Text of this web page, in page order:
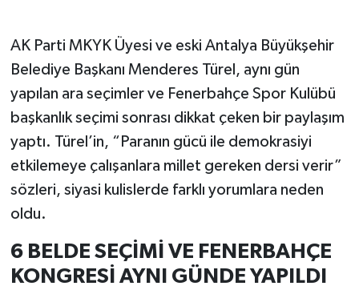
AK Parti MKYK Üyesi ve eski Antalya Büyükşehir
Belediye Başkanı Menderes Türel, aynı gün
yapılan ara seçimler ve Fenerbahçe Spor Kulübü
başkanlık seçimi sonrası dikkat çeken bir paylaşım
yaptı. Türel’in, “Paranın gücü ile demokrasiyi
etkilemeye çalışanlara millet gereken dersi verir”
sözleri, siyasi kulislerde farklı yorumlara neden
oldu.
6 BELDE SEÇİMİ VE FENERBAHÇE
KONGRESİ AYNI GÜNDE YAPILDI